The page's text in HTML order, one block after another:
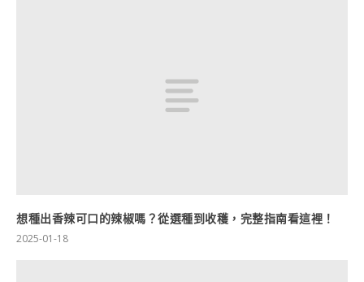
想種出香辣可口的辣椒嗎？從選種到收穫，完整指南看這裡！
2025-01-18